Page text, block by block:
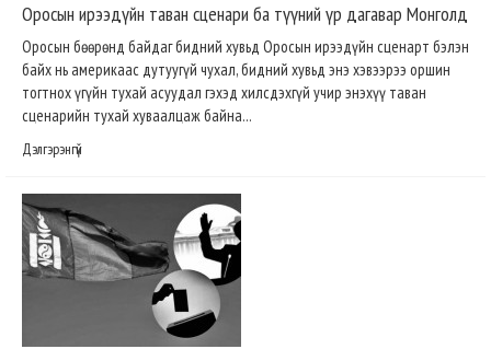
Оросын ирээдүйн таван сценари ба түүний үр дагавар Монголд
Оросын бөөрөнд байдаг бидний хувьд Оросын ирээдүйн сценарт бэлэн
байх нь америкаас дутуугүй чухал, бидний хувьд энэ хэвээрээ оршин
тогтнох үгүйн тухай асуудал гэхэд хилсдэхгүй учир энэхүү таван
сценарийн тухай хуваалцаж байна...
Дэлгэрэнгүй